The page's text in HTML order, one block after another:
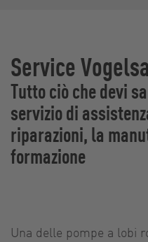
Service
Tutto ciò che devi
servizio di
riparazioni, la
formazione
Una delle pompe a lobi